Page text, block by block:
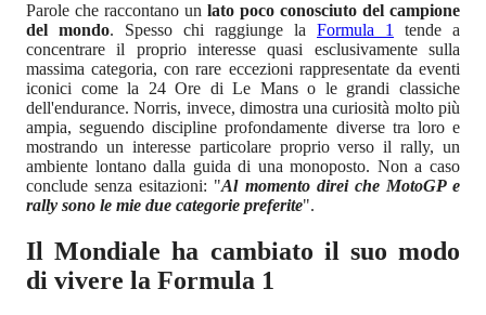
Parole che raccontano un lato poco conosciuto del campione
del mondo. Spesso chi raggiunge la Formula 1
tende a
concentrare il proprio interesse quasi esclusivamente sulla
massima categoria, con rare eccezioni rappresentate da eventi
iconici come la 24 Ore di Le Mans o le grandi classiche
dell'endurance. Norris, invece, dimostra una curiosità molto più
ampia, seguendo discipline profondamente diverse tra loro e
mostrando un interesse particolare proprio verso il rally, un
ambiente lontano dalla guida di una monoposto. Non a caso
conclude senza esitazioni: "Al momento direi che MotoGP e
rally sono le mie due categorie preferite".
Il Mondiale ha cambiato il suo modo
di vivere la Formula 1